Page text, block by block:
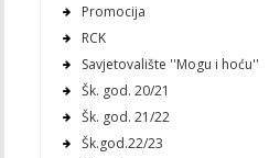
Promocija
RCK
Savjetovalište ''Mogu i hoću''
Šk. god. 20/21
Šk. god. 21/22
Šk.god.22/23